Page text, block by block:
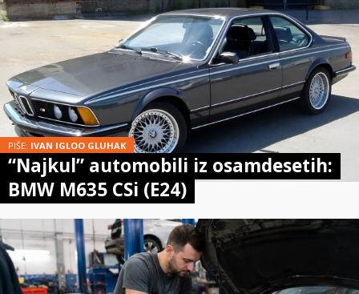
PIŠE: IVAN IGLOO GLUHAK
“Najkul” automobili iz osamdesetih:
BMW M635 CSi (E24)